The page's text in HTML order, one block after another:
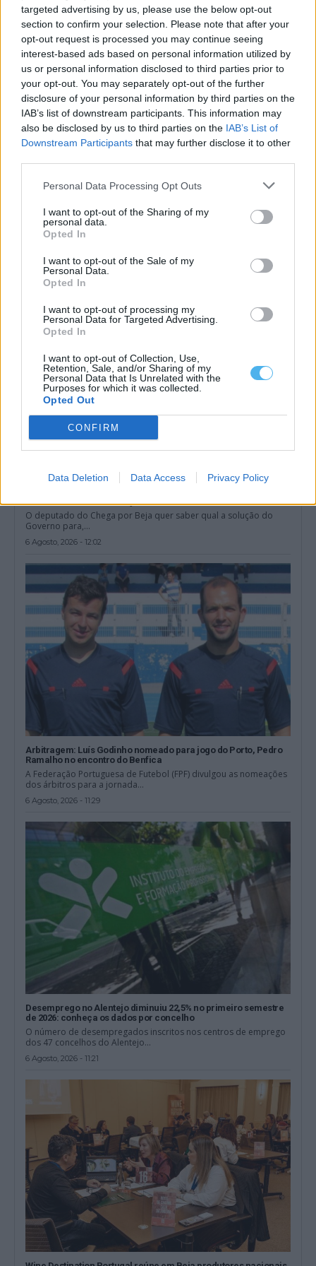
targeted advertising by us, please use the below opt-out
section to confirm your selection. Please note that after your
opt-out request is processed you may continue seeing
interest-based ads based on personal information utilized by
us or personal information disclosed to third parties prior to
your opt-out. You may separately opt-out of the further
disclosure of your personal information by third parties on the
IAB’s list of downstream participants. This information may
also be disclosed by us to third parties on the IAB’s List of
Downstream Participants that may further disclose it to other
Personal Data Processing Opt Outs
I want to opt-out of the Sharing of my
personal data.
Opted In
I want to opt-out of the Sale of my
Personal Data.
Opted In
I want to opt-out of processing my
Personal Data for Targeted Advertising.
Opted In
I want to opt-out of Collection, Use,
Retention, Sale, and/or Sharing of my
Personal Data that Is Unrelated with the
Purposes for which it was collected.
Opted Out
CONFIRM
Data Deletion Data Access Privacy Policy
mais longa...
8 Agosto, 2026 - 08:51
Utentes alertam para problemas do serviço ferroviário na Linha
A comissão de utentes da linha ferroviária do Alentejo criticou
hoje as dificuldades na...
7 Agosto, 2026 - 19:56
médicos do distrito de Beja
O deputado do Chega por Beja quer saber qual a solução do
Governo para,...
6 Agosto, 2026 - 12:02
Arbitragem: Luís Godinho nomeado para jogo do Porto, Pedro
Ramalho no encontro do Benfica
A Federação Portuguesa de Futebol (FPF) divulgou as nomeações
dos árbitros para a jornada...
6 Agosto, 2026 - 11:29
Desemprego no Alentejo diminuiu 22,5% no primeiro semestre
de 2026: conheça os dados por concelho
O número de desempregados inscritos nos centros de emprego
dos 47 concelhos do Alentejo...
6 Agosto, 2026 - 11:21